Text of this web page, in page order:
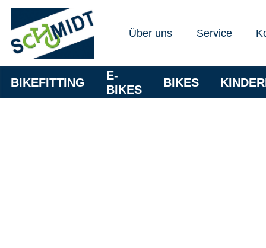
Über uns Service
BIKEFITTING
E-
BIKES
BIKES